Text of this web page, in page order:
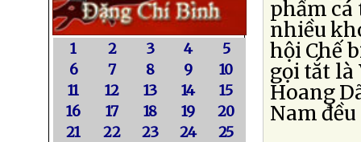
1 2 3 4
5
6
7 8 9
10
11
12 13 14
15
16
17 18 19
20
21
22 23 24
25
phẩm cá
nhiều
hội Chế
gọi tắt là
Hoang
Nam